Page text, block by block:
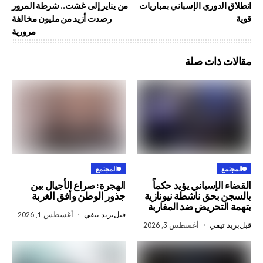
من يناير إلى غشت.. شرطة المرور
رصدت أزيد من مليون مخالفة
الإسباني بمباريات
صلة
يؤيد حكماً
ناشطة نيونازية
ضد المغاربة
أغسطس 3, 2026
الهجرة: صراع الأجيال بين
جذور الوطن وأفق الغربة
قبلبريد تيفي أغسطس 1, 2026